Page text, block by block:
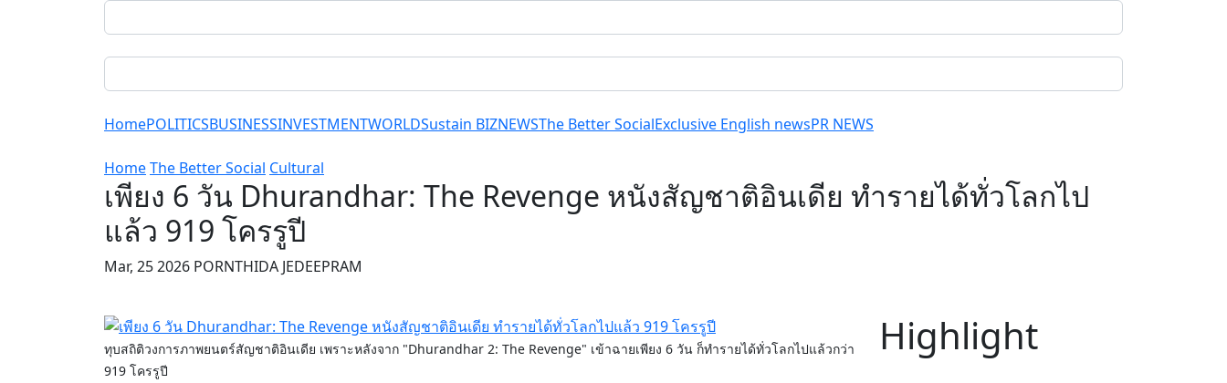
HomePOLITICSBUSINESSINVESTMENTWORLDSustain BIZNEWSThe Better SocialExclusive English newsPR NEWS
HomeThe Better Social Cultural
เพียง 6 วัน Dhurandhar: The Revenge หนังสัญชาติอินเดีย ทำรายได้ทั่วโลกไป
แล้ว 919 โครรูปี
Mar, 25 2026 PORNTHIDA JEDEEPRAM
ทุบสถิติวงการภาพยนตร์สัญชาติอินเดีย เพราะหลังจาก "Dhurandhar 2: The Revenge" เข้าฉายเพียง 6 วัน ก็ทำรายได้ทั่วโลกไปแล้วกว่า
919 โครรูปี
Highlight